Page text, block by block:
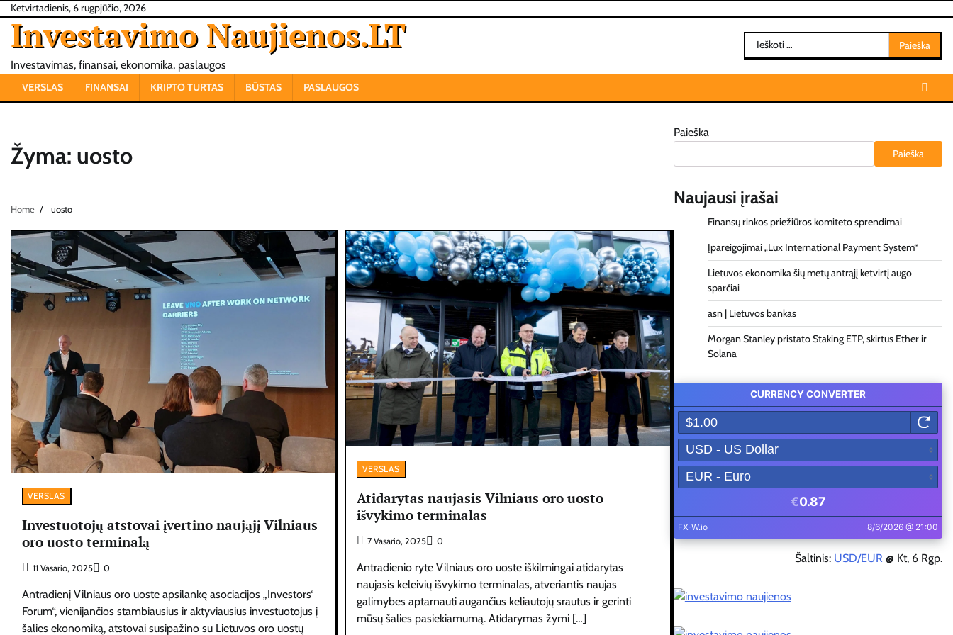
Skip
content
Ketvirtadienis, 6 rugpjūčio, 2026
Investavimo Naujienos.LT
Investavimas, finansai, ekonomika, paslaugos
Ieškoti:
VERSLAS FINANSAI KRIPTO TURTAS BŪSTAS PASLAUGOS
Žyma: uosto
Home uosto
VERSLAS
Investuotojų atstovai įvertino naująjį Vilniaus
oro uosto terminalą
11 Vasario, 2025 0
Antradienį Vilniaus oro uoste apsilankę asociacijos „Investors‘
Forum“, vienijančios stambiausius ir aktyviausius investuotojus į
šalies ekonomiką, atstovai susipažino su Lietuvos oro uostų
VERSLAS
Atidarytas naujasis Vilniaus oro uosto
išvykimo terminalas
7 Vasario, 2025 0
Antradienio ryte Vilniaus oro uoste iškilmingai atidarytas
naujasis keleivių išvykimo terminalas, atveriantis naujas
galimybes aptarnauti augančius keliautojų srautus ir gerinti
mūsų šalies pasiekiamumą. Atidarymas žymi […]
Paieška
Paieška
Naujausi įrašai
Finansų rinkos priežiūros komiteto sprendimai
Įpareigojimai „Lux International Payment System“
Lietuvos ekonomika šių metų antrąjį ketvirtį augo
sparčiai
asn | Lietuvos bankas
Morgan Stanley pristato Staking ETP, skirtus Ether ir
Solana
Šaltinis: USD/EUR @ Kt, 6 Rgp.